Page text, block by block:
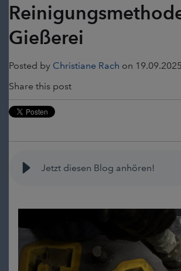
Gießerei
Posted by Christiane Rach on
Share this post
Jetzt diesen Blog anhören!